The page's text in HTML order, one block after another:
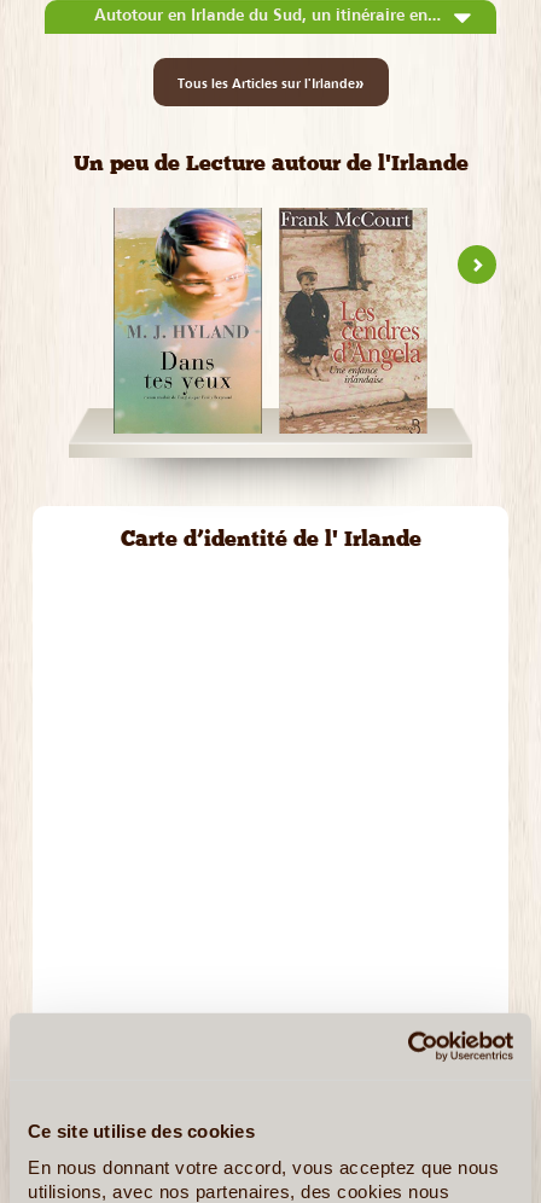
Ce site utilise des cookies
En nous donnant votre accord, vous acceptez que nous
utilisions, avec nos partenaires, des cookies nous
Autotour en Irlande du Sud, un itinéraire entre Nature et Culture
Tous les Articles sur l'Irlande»
Un peu de Lecture autour de l'Irlande
Carte d’identité de l' Irlande